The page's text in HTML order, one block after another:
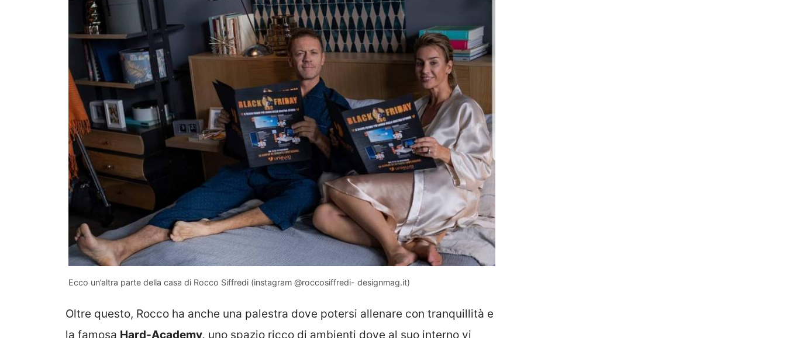
Ecco un’altra parte della casa di Rocco Siffredi (instagram @roccosiffredi- designmag.it)
Oltre questo, Rocco ha anche una palestra dove potersi allenare con tranquillità e
la famosa Hard-Academy, uno spazio ricco di ambienti dove al suo interno vi